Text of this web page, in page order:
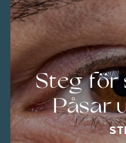
Steg för
Påsar